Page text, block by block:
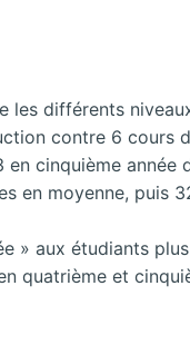
différents
contre 6 cours
cinquième
en moyenne, puis
» aux étudiants
quatrième et